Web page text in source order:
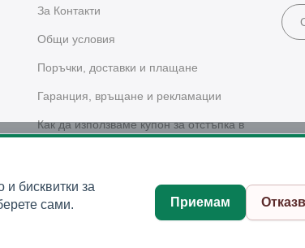
За Контакти
Общи условия
Поръчки, доставки и плащане
Гаранция, връщане и рекламации
Как да използваме купон за отстъпка в
и бисквитки за
сами.
Приемам